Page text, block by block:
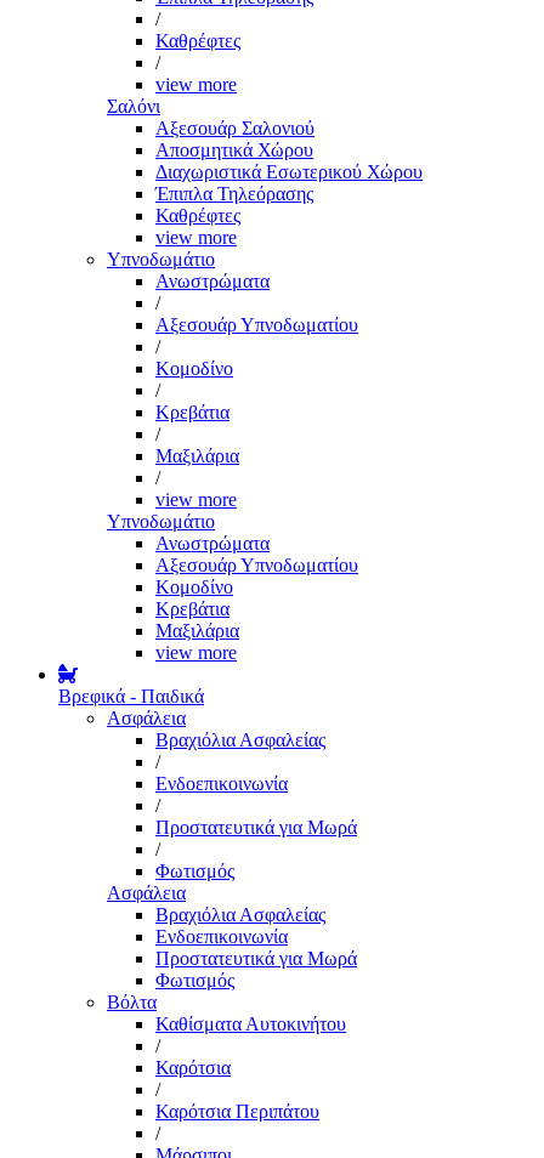
/
Καθρέφτες
/
view more
Σαλόνι
Αξεσουάρ Σαλονιού
Αποσμητικά Χώρου
Διαχωριστικά Εσωτερικού Χώρου
Έπιπλα Τηλεόρασης
Καθρέφτες
view more
Υπνοδωμάτιο
Ανωστρώματα
/
Αξεσουάρ Υπνοδωματίου
/
Κομοδίνο
/
Κρεβάτια
/
Μαξιλάρια
/
view more
Υπνοδωμάτιο
Ανωστρώματα
Αξεσουάρ Υπνοδωματίου
Κομοδίνο
Κρεβάτια
Μαξιλάρια
view more
Βρεφικά - Παιδικά
Ασφάλεια
Βραχιόλια Ασφαλείας
/
Ενδοεπικοινωνία
/
Προστατευτικά για Μωρά
/
Φωτισμός
Ασφάλεια
Βραχιόλια Ασφαλείας
Ενδοεπικοινωνία
Προστατευτικά για Μωρά
Φωτισμός
Βόλτα
Καθίσματα Αυτοκινήτου
/
Καρότσια
/
Καρότσια Περιπάτου
/